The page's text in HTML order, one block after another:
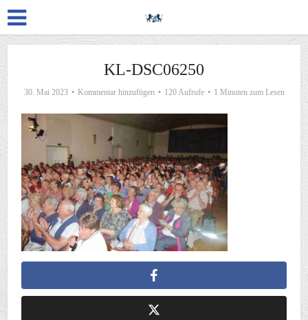
KL-DSC06250
30. Mai 2023 Kommentar hinzufügen 120 Aufrufe 1 Minuten zum Lesen